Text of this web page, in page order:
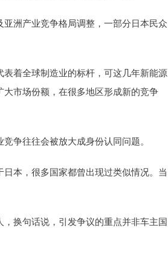
洲产业竞争格局调整，一部分日本民众
着全球制造业的标杆，可这几年新能源
市场份额，在很多地区形成新的竞争
争往往会被放大成身份认同问题。
本，很多国家都曾出现过类似情况。当
换句话说，引发争议的重点并非车主国